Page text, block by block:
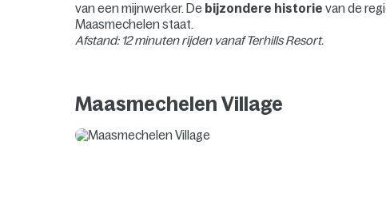
van een mijnwerker. De bijzondere historie van de
Maasmechelen staat.
Afstand: 12 minuten rijden vanaf Terhills Resort.
Maasmechelen Village